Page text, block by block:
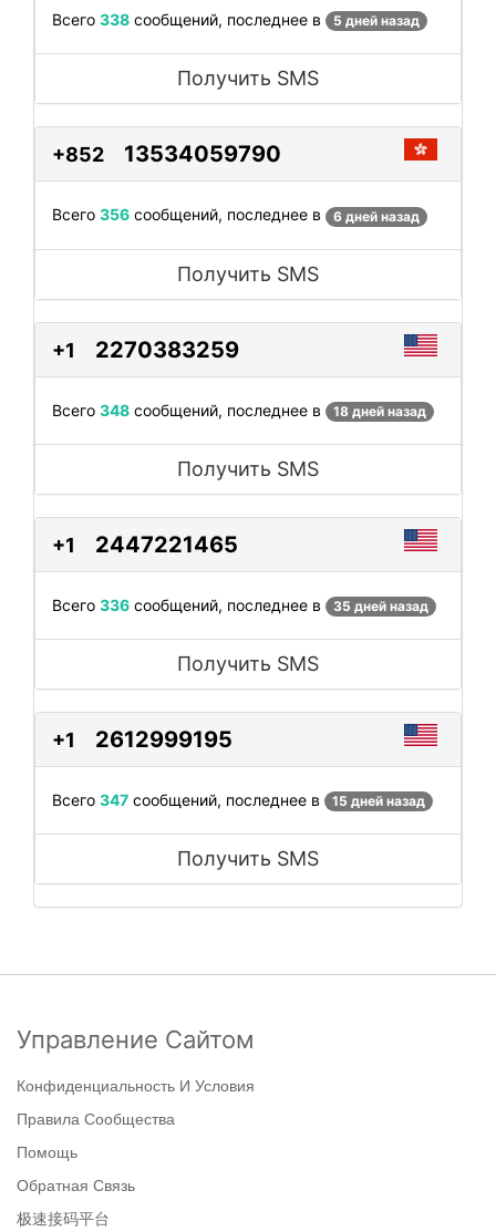
Всего 338 сообщений, последнее в 5 дней назад
Получить SMS
+852 13534059790
Всего 356 сообщений, последнее в 6 дней назад
Получить SMS
+1 2270383259
Всего 348 сообщений, последнее в 18 дней назад
Получить SMS
+1 2447221465
Всего 336 сообщений, последнее в 35 дней назад
Получить SMS
+1 2612999195
Всего 347 сообщений, последнее в 15 дней назад
Получить SMS
Управление Сайтом
Конфиденциальность И Условия
Правила Сообщества
Помощь
Обратная Связь
极速接码平台